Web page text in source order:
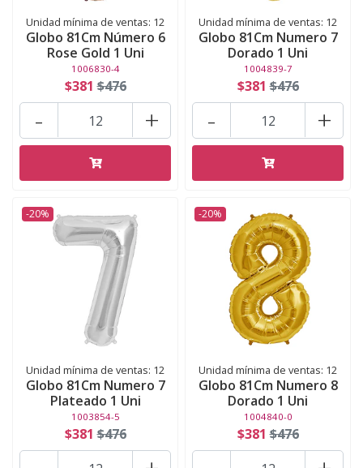
Unidad mínima de ventas: 12
Globo 81Cm Número 6
Rose Gold 1 Uni
1006830-4
$381 $476
+
-
Unidad mínima de ventas: 12
Globo 81Cm Numero 7
Dorado 1 Uni
1004839-7
$381 $476
+
-
-20%
Unidad mínima de ventas: 12
Globo 81Cm Numero 7
Plateado 1 Uni
1003854-5
$381 $476
-20%
Unidad mínima de ventas: 12
Globo 81Cm Numero 8
Dorado 1 Uni
1004840-0
$381 $476